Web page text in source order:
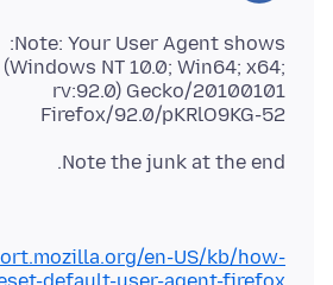
NT 10.0; Win64; x64;
rv:92.0) Gecko/20100101
Firefox/92.0/pKRlO9KG-52
Note the junk at the end.
en-US/kb/how-